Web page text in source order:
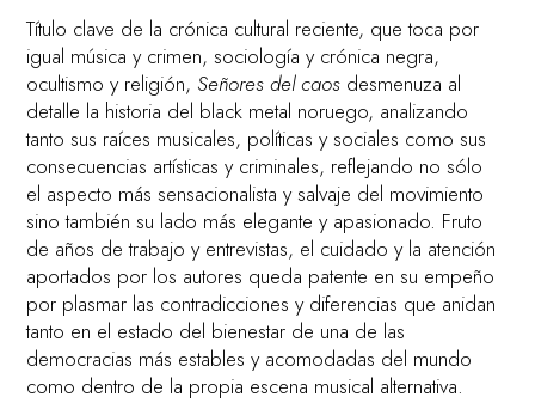
Título clave de la crónica cultural reciente, que toca por
igual música y crimen, sociología y crónica negra,
ocultismo y religión, Señores del caos desmenuza al
detalle la historia del black metal noruego, analizando
tanto sus raíces musicales, políticas y sociales como sus
consecuencias artísticas y criminales, reflejando no sólo
el aspecto más sensacionalista y salvaje del movimiento
sino también su lado más elegante y apasionado. Fruto
de años de trabajo y entrevistas, el cuidado y la atención
aportados por los autores queda patente en su empeño
por plasmar las contradicciones y diferencias que anidan
tanto en el estado del bienestar de una de las
democracias más estables y acomodadas del mundo
como dentro de la propia escena musical alternativa.